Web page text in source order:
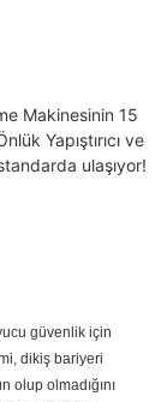
güvenlik için
dikiş bariyeri
olup olmadığını